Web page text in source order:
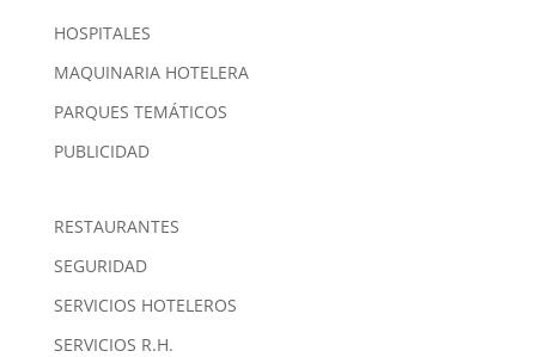
HOSPITALES
MAQUINARIA HOTELERA
PARQUES TEMÁTICOS
PUBLICIDAD
RESTAURANTES
SEGURIDAD
SERVICIOS HOTELEROS
SERVICIOS R.H.